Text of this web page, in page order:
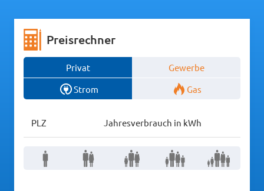
Preisrechner
Privat
Gewerbe
Strom
Gas
PLZ Jahresverbrauch in kWh